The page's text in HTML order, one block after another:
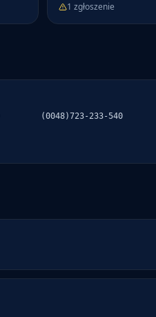
1 zgłoszenie
(0048)723-233-540